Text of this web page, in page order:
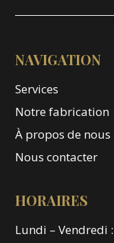
NAVIGATION
Services
Notre fabrication
À propos de nous
Nous contacter
HORAIRES
Lundi – Vendredi